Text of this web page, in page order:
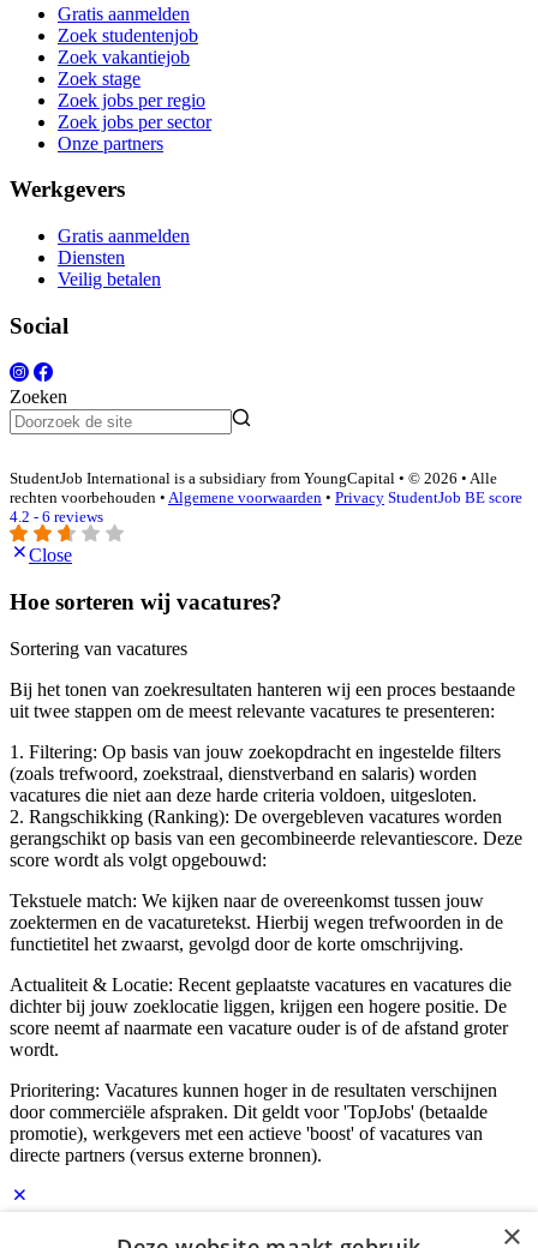
Gratis aanmelden
Zoek studentenjob
Zoek vakantiejob
Zoek stage
Zoek jobs per regio
Zoek jobs per sector
Onze partners
Werkgevers
Gratis aanmelden
Diensten
Veilig betalen
Social
Zoeken
StudentJob International is a subsidiary from YoungCapital • © 2026 • Alle
rechten voorbehouden • Algemene voorwaarden • Privacy StudentJob BE score
4.2 - 6 reviews
Close
Hoe sorteren wij vacatures?
Sortering van vacatures
Bij het tonen van zoekresultaten hanteren wij een proces bestaande
uit twee stappen om de meest relevante vacatures te presenteren:
1. Filtering: Op basis van jouw zoekopdracht en ingestelde filters
(zoals trefwoord, zoekstraal, dienstverband en salaris) worden
vacatures die niet aan deze harde criteria voldoen, uitgesloten.
2. Rangschikking (Ranking): De overgebleven vacatures worden
gerangschikt op basis van een gecombineerde relevantiescore. Deze
score wordt als volgt opgebouwd:
Tekstuele match: We kijken naar de overeenkomst tussen jouw
zoektermen en de vacaturetekst. Hierbij wegen trefwoorden in de
functietitel het zwaarst, gevolgd door de korte omschrijving.
Actualiteit & Locatie: Recent geplaatste vacatures en vacatures die
dichter bij jouw zoeklocatie liggen, krijgen een hogere positie. De
score neemt af naarmate een vacature ouder is of de afstand groter
wordt.
Prioritering: Vacatures kunnen hoger in de resultaten verschijnen
door commerciële afspraken. Dit geldt voor 'TopJobs' (betaalde
promotie), werkgevers met een actieve 'boost' of vacatures van
directe partners (versus externe bronnen).
×